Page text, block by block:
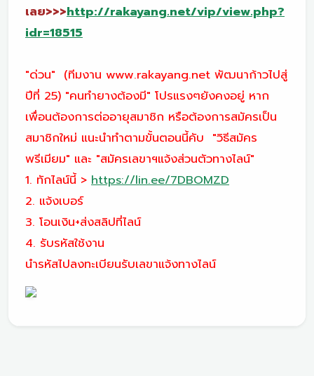
เลย>>>http://rakayang.net/vip/view.php?
idr=18515
"ด่วน" (ทีมงาน www.rakayang.net พัฒนาก้าวไปสู่
ปีที่ 25) "คนทำยางต้องมี" โปรแรงๆยังคงอยู่ หาก
เพื่อนต้องการต่ออายุสมาชิก หรือต้องการสมัครเป็น
สมาชิกใหม่ แนะนำทำตามขั้นตอนนี้คับ "วิธีสมัคร
พรีเมียม" และ "สมัครเลขาฯแจ้งส่วนตัวทางไลน์"
1. ทักไลน์นี้ > https://lin.ee/7DBOMZD
2. แจ้งเบอร์
3. โอนเงิน+ส่งสลิปที่ไลน์
4. รับรหัสใช้งาน
นำรหัสไปลงทะเบียนรับเลขาแจ้งทางไลน์